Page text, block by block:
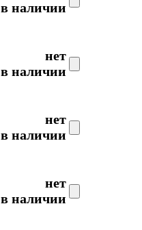
в наличии
нет
в наличии
нет
в наличии
нет
в наличии